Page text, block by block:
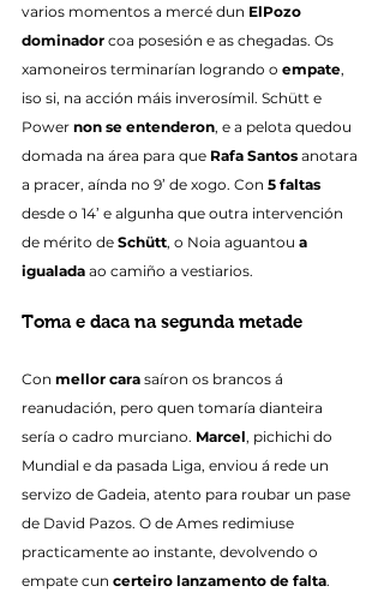
varios momentos a mercé dun ElPozo
dominador coa posesión e as chegadas. Os
xamoneiros terminarían logrando o empate,
iso si, na acción máis inverosímil. Schütt e
Power non se entenderon, e a pelota quedou
domada na área para que Rafa Santos anotara
a pracer, aínda no 9’ de xogo. Con 5 faltas
desde o 14’ e algunha que outra intervención
de mérito de Schütt, o Noia aguantou a
igualada ao camiño a vestiarios.
Toma e daca na segunda metade
Con mellor cara saíron os brancos á
reanudación, pero quen tomaría dianteira
sería o cadro murciano. Marcel, pichichi do
Mundial e da pasada Liga, enviou á rede un
servizo de Gadeia, atento para roubar un pase
de David Pazos. O de Ames redimiuse
practicamente ao instante, devolvendo o
empate cun certeiro lanzamento de falta.